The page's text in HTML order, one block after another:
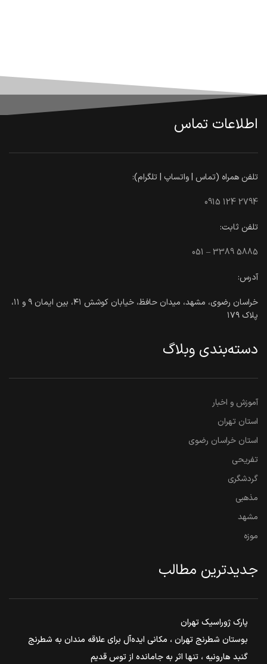
اطلاعات تماس
تلفن همراه (تماس | واتساپ | تلگرام):
0915 124 2794
تلفن ثابت:
051 – 3389 5885
آدرس:
خراسان رضوی، مشهد، میدان حافظ، خیابان کوشش ۴۱، بین ایمان ۹ و ۱۱،
پلاک ۱۷۹
دسته‌بندی وبلاگ
آموزش و اخبار
استان تهران
استان خراسان رضوی
تفریحی
گردشگری
مذهبی
مشهد
موزه
جدیدترین مطالب
پارک ژوراسیک تهران
بوستان شطرنج تهران ، مکانی ایده‌آل برای علاقه مندان به شطرنج
گنبد هارونیه ، تنها اثر به جامانده از توس قدیم